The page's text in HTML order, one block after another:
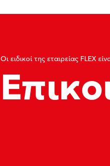
Οι ειδικοί της εταιρείας FLEX